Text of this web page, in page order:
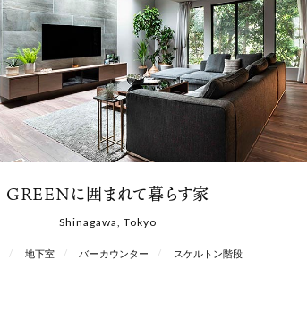
GREENに囲まれて暮らす家
Shinagawa, Tokyo
地下室 バーカウンター スケルトン階段